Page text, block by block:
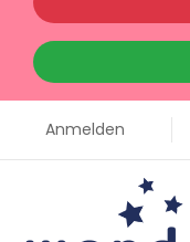
Anmelden